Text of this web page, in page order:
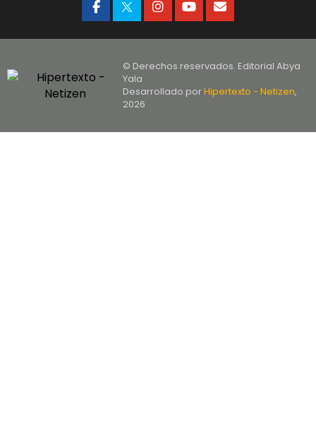
© Derechos reservados. Editorial Abya
Yala
Desarrollado porHipertexto - Netizen,
2026